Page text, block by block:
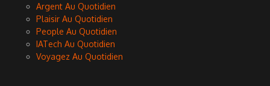
Argent Au Quotidien
Plaisir Au Quotidien
People Au Quotidien
IATech Au Quotidien
Voyagez Au Quotidien